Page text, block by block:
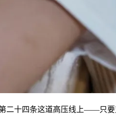
二十四条这道高压线上——只